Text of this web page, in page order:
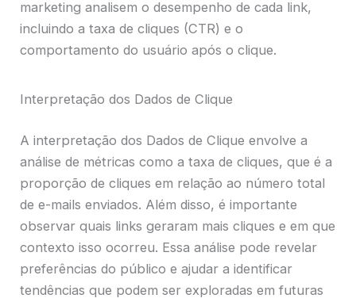
marketing analisem o desempenho de cada link,
incluindo a taxa de cliques (CTR) e o
comportamento do usuário após o clique.
Interpretação dos Dados de Clique
A interpretação dos Dados de Clique envolve a
análise de métricas como a taxa de cliques, que é a
proporção de cliques em relação ao número total
de e-mails enviados. Além disso, é importante
observar quais links geraram mais cliques e em que
contexto isso ocorreu. Essa análise pode revelar
preferências do público e ajudar a identificar
tendências que podem ser exploradas em futuras